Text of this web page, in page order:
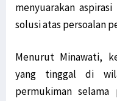
menyuarakan
solusi atas persoalan
Menurut Minawati,
yang tinggal di
permukiman